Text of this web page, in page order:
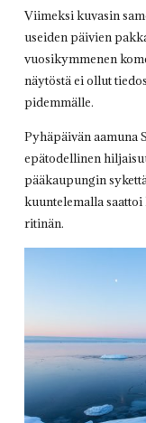
Viimeksi kuvasin
useiden päivien
vuosikymmenen
näytöstä ei ollut
pidemmälle.
Pyhäpäivän aamuna
epätodellinen
pääkaupungin
kuuntelemalla saattoi
ritinän.